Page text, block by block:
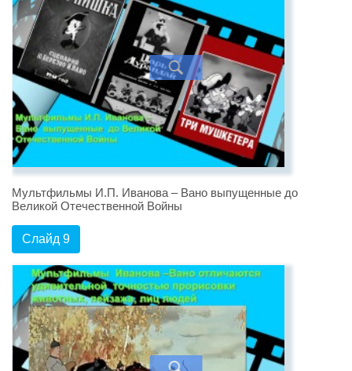
Мультфильмы И.П. Иванова – Вано выпущенные до
Великой Отечественной Войны
Слайд 9